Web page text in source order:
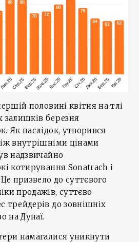
половині квітня на тлі
залишків березня
Як наслідок, утворився
внутрішніми цінами
надзвичайно
котирування Sonatrach і
призвело до суттєвого
продажів, суттєво
трейдерів до зовнішніх
на Дунаї.
намагалися уникнути